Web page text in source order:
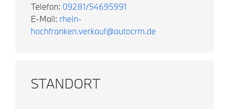
Telefon: 09281/54695991
E-Mail: rhein-
hochfranken.verkauf@autocrm.de
STANDORT